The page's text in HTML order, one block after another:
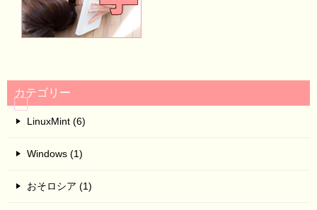
カテゴリー
LinuxMint (6)
Windows (1)
おそロシア (1)